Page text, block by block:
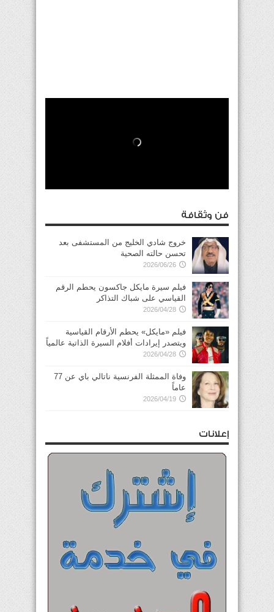
فن وثقافة
خروج شادي الخليج من المستشفى بعد
تحسن حالته الصحية
2026/06/26
فيلم سيرة مايكل جاكسون يحطم الرقم
القياسي على شباك التذاكر
2026/04/28
فيلم «مايكل» يحطم الأرقام القياسية
ويتصدر إيرادات أفلام السيرة الذاتية عالمياً
2026/04/28
وفاة الممثلة الفرنسية ناتالي باي عن 77
عاماً
2026/04/19
إعلانات